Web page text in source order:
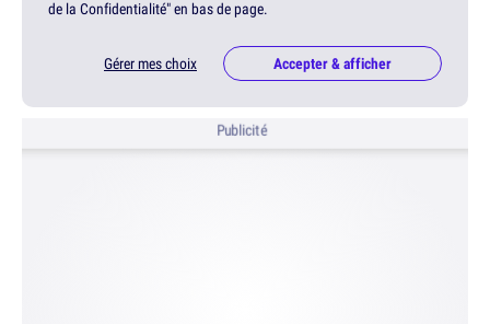
de la Confidentialité" en bas de page.
Gérer mes choix Accepter & afficher
Publicité